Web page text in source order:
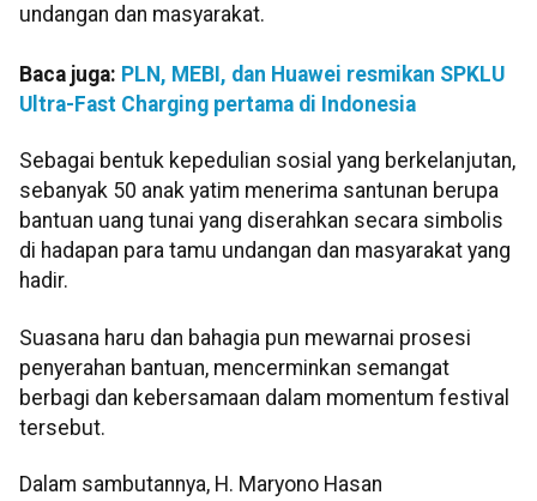
undangan dan masyarakat.
Baca juga: PLN, MEBI, dan Huawei resmikan SPKLU
Ultra-Fast Charging pertama di Indonesia
Sebagai bentuk kepedulian sosial yang berkelanjutan,
sebanyak 50 anak yatim menerima santunan berupa
bantuan uang tunai yang diserahkan secara simbolis
di hadapan para tamu undangan dan masyarakat yang
hadir.
Suasana haru dan bahagia pun mewarnai prosesi
penyerahan bantuan, mencerminkan semangat
berbagi dan kebersamaan dalam momentum festival
tersebut.
Dalam sambutannya, H. Maryono Hasan